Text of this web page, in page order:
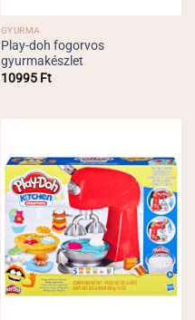
GYURMA
Play-doh fogorvos
gyurmakészlet
10995 Ft